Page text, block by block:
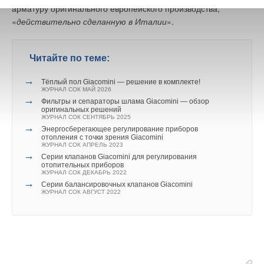
арматуру оригинального европейского производства,
«действительно сделанную в Италии».
Читайте по теме:
→ Тёплый пол Giacomini — решение в комплекте!
ЖУРНАЛ СОК МАЙ 2026
→
Фильтры и сепараторы шлама Giacomini — обзор
оригинальных решений
ЖУРНАЛ СОК СЕНТЯБРЬ 2025
→
Энергосберегающее регулирование приборов
отопления с точки зрения Giacomini
ЖУРНАЛ СОК АПРЕЛЬ 2023
→
Серии клапанов Giacomini для регулирования
отопительных приборов
ЖУРНАЛ СОК ДЕКАБРЬ 2022
→ Серии балансировочных клапанов Giacomini
ЖУРНАЛ СОК АВГУСТ 2022
на рабочем месте четыре дня в неделю и дополнительно
один день теоретического обучения.
управления, в 2018 году было заключено 521900 новых
профессиональное образование. Это на 6200 контрактов
или на 1,2% больше, чем в предыдущем году. Количество
мужчин в технических училищах за год увеличилось на 2,
Однако трудовой рынок в Федеративной Республике
Германия продолжает испытывать нехватку
квалифицированных рабочих кадров.
Тенденция увеличения количества обучающихся